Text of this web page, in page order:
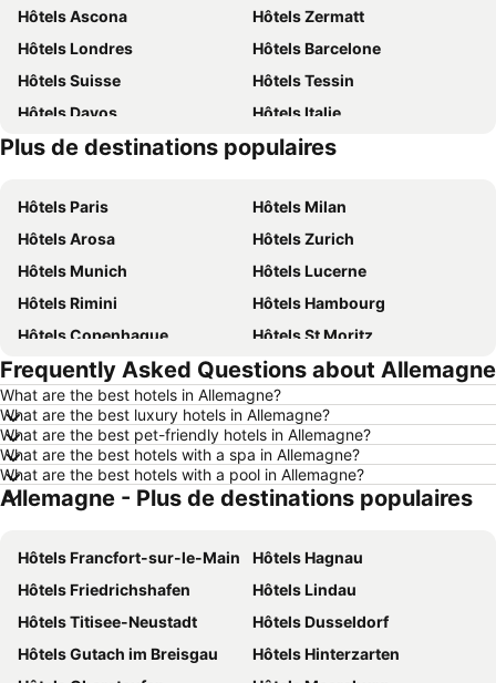
Hôtels Ascona
Hôtels Zermatt
Hôtels Londres
Hôtels Barcelone
Hôtels Suisse
Hôtels Tessin
Hôtels Davos
Hôtels Italie
Hôtels Lac de Garde
Hôtels Crète
Plus de destinations populaires
Hôtels Paris
Hôtels Milan
Hôtels Arosa
Hôtels Zurich
Hôtels Munich
Hôtels Lucerne
Hôtels Rimini
Hôtels Hambourg
Hôtels Copenhague
Hôtels St Moritz
Hôtels Palma
Hôtels Thun
Hôtels Berne
Hôtels Annecy
Hôtels Nice
Hôtels Berlin
Hôtels Interlaken
Hôtels Rust
Hôtels Bâle
Hôtels Majorque
Hôtels Ibiza
Hôtels Ligurie
Hôtels Tyrol
Hôtels Tyrol du Sud
Hôtels Île de Rhodes
Hôtels Grèce
Hôtels Toscane
Hôtels Maldives
Frequently Asked Questions about Allemagne
What are the best hotels in Allemagne?
What are the best luxury hotels in Allemagne?
What are the best pet-friendly hotels in Allemagne?
What are the best hotels with a spa in Allemagne?
What are the best hotels with a pool in Allemagne?
Allemagne - Plus de destinations populaires
Hôtels Francfort-sur-le-Main
Hôtels Hagnau
Hôtels Friedrichshafen
Hôtels Lindau
Hôtels Titisee-Neustadt
Hôtels Dusseldorf
Hôtels Gutach im Breisgau
Hôtels Hinterzarten